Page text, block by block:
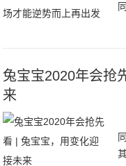
兔宝宝2020年会抢
来